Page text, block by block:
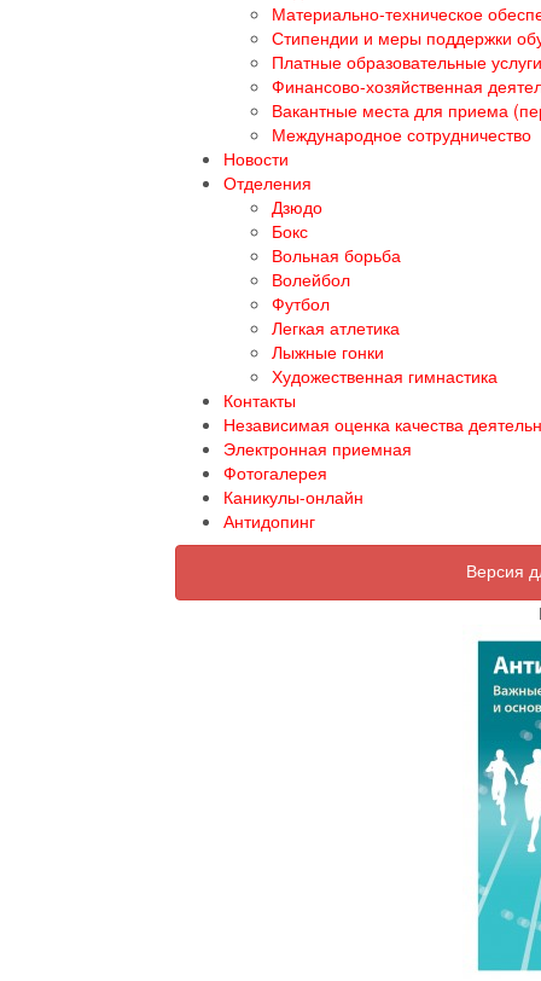
Материально-техническое
Стипендии и меры поддержки
Платные образовательные услуги
Финансово-хозяйственная
Вакантные места для приема
Международное сотрудничество
Новости
Отделения
Дзюдо
Бокс
Вольная борьба
Волейбол
Футбол
Легкая атлетика
Лыжные гонки
Художественная гимнастика
Контакты
Независимая оценка качества
Электронная приемная
Фотогалерея
Каникулы-онлайн
Антидопинг
Версия